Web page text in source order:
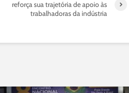
reforça sua trajetória de apoio às
trabalhadoras da indústria